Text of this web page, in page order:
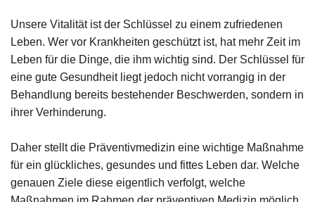
Unsere Vitalität ist der Schlüssel zu einem zufriedenen
Leben. Wer vor Krankheiten geschützt ist, hat mehr Zeit im
Leben für die Dinge, die ihm wichtig sind. Der Schlüssel für
eine gute Gesundheit liegt jedoch nicht vorrangig in der
Behandlung bereits bestehender Beschwerden, sondern in
ihrer Verhinderung.
Daher stellt die Präventivmedizin eine wichtige Maßnahme
für ein glückliches, gesundes und fittes Leben dar. Welche
genauen Ziele diese eigentlich verfolgt, welche